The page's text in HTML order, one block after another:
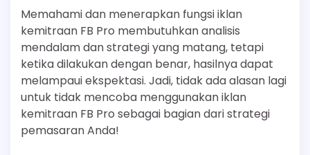
Memahami dan menerapkan fungsi iklan
kemitraan FB Pro membutuhkan analisis
mendalam dan strategi yang matang, tetapi
ketika dilakukan dengan benar, hasilnya dapat
melampaui ekspektasi. Jadi, tidak ada alasan lagi
untuk tidak mencoba menggunakan iklan
kemitraan FB Pro sebagai bagian dari strategi
pemasaran Anda!